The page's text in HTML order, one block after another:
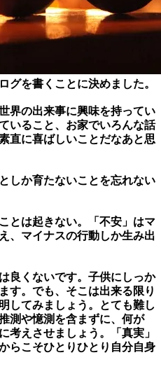
グを書くことに決めました。
界の出来事に興味を持ってい
いること、お家でいろんな話
直に喜ばしいことだなあと思
しか育たないことを忘れない
とは起きない。「不安」はマ
、マイナスの行動しか生み出
良くないです。子供にしっか
す。でも、そこは出来る限り
してみましょう。とても難し
測や憶測を含まずに、何が
考えさせましょう。「真実」
らこそひとりひとり自分自身